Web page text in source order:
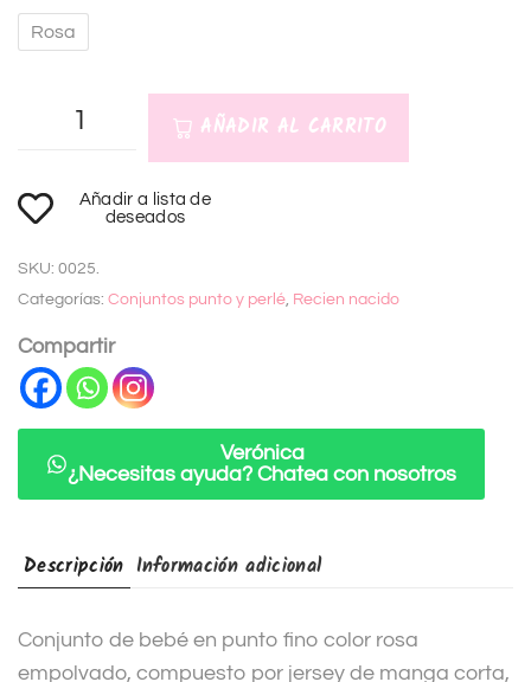
Rosa
AÑADIR AL CARRITO
l
e
r
n
a
Añadir a lista de
deseados
SKU: 0025.
Categorías: Conjuntos punto y perlé, Recien nacido
Compartir
Verónica
¿Necesitas ayuda? Chatea con nosotros
Descripción Información adicional
Conjunto de bebé en punto fino color rosa
empolvado, compuesto por jersey de manga corta,